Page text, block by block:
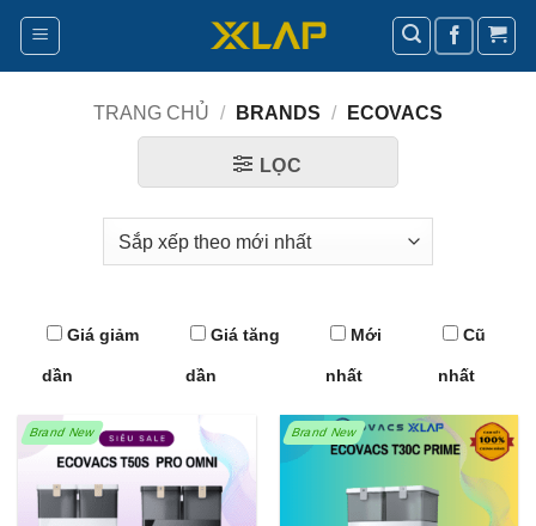
Bỏ
nội
TRANG CHỦ / BRANDS / ECOVACS
LỌC
Giá giảm
dần
Giá tăng
dần
Mới
nhất
Cũ
nhất
Brand New Brand New